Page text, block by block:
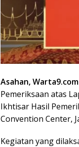
Asahan, Warta9.com
Pemeriksaan atas
Ikhtisar Hasil
Convention Center,
Kegiatan yang